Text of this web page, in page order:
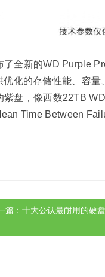
全新的WD Purple
化的存储性能、容量
盘，像西数22TB
Time Between
篇：十大公认最耐用的硬盘